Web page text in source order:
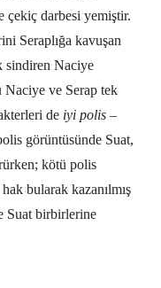
çekiç darbesi yemiştir.
Seraplığa kavuşan
sindiren Naciye
ve Serap tek
de iyi polis –
görüntüsünde Suat,
kötü polis
bularak kazanılmış
Suat birbirlerine